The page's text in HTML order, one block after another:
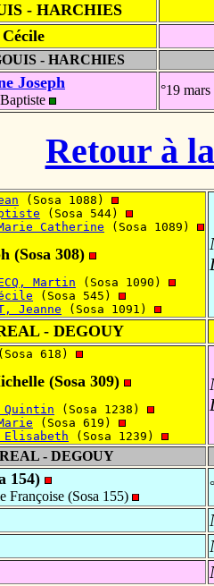
- HARCHIES
- HARCHIES
Joseph °19
Retour à
(Sosa 1088)
(Sosa 544)
Catherine (Sosa 1089)
(Sosa 308)
Martin (Sosa 1090)
(Sosa 545)
Jeanne (Sosa 1091)
- DEGOUY
618)
(Sosa 309)
Quintin (Sosa 1238)
(Sosa 619)
Elisabeth (Sosa 1239)
REAL - DEGOUY
154)
(Sosa 155)